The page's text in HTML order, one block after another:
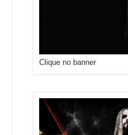
Clique no banner